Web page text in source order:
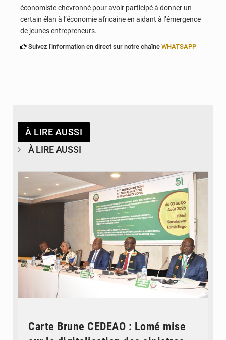
économiste chevronné pour avoir participé à donner un
certain élan à l’économie africaine en aidant à l’émergence
de jeunes entrepreneurs.
Suivez l'information en direct sur notre chaîne WHATSAPP
À LIRE AUSSI
À LIRE AUSSI
Carte Brune CEDEAO : Lomé mise